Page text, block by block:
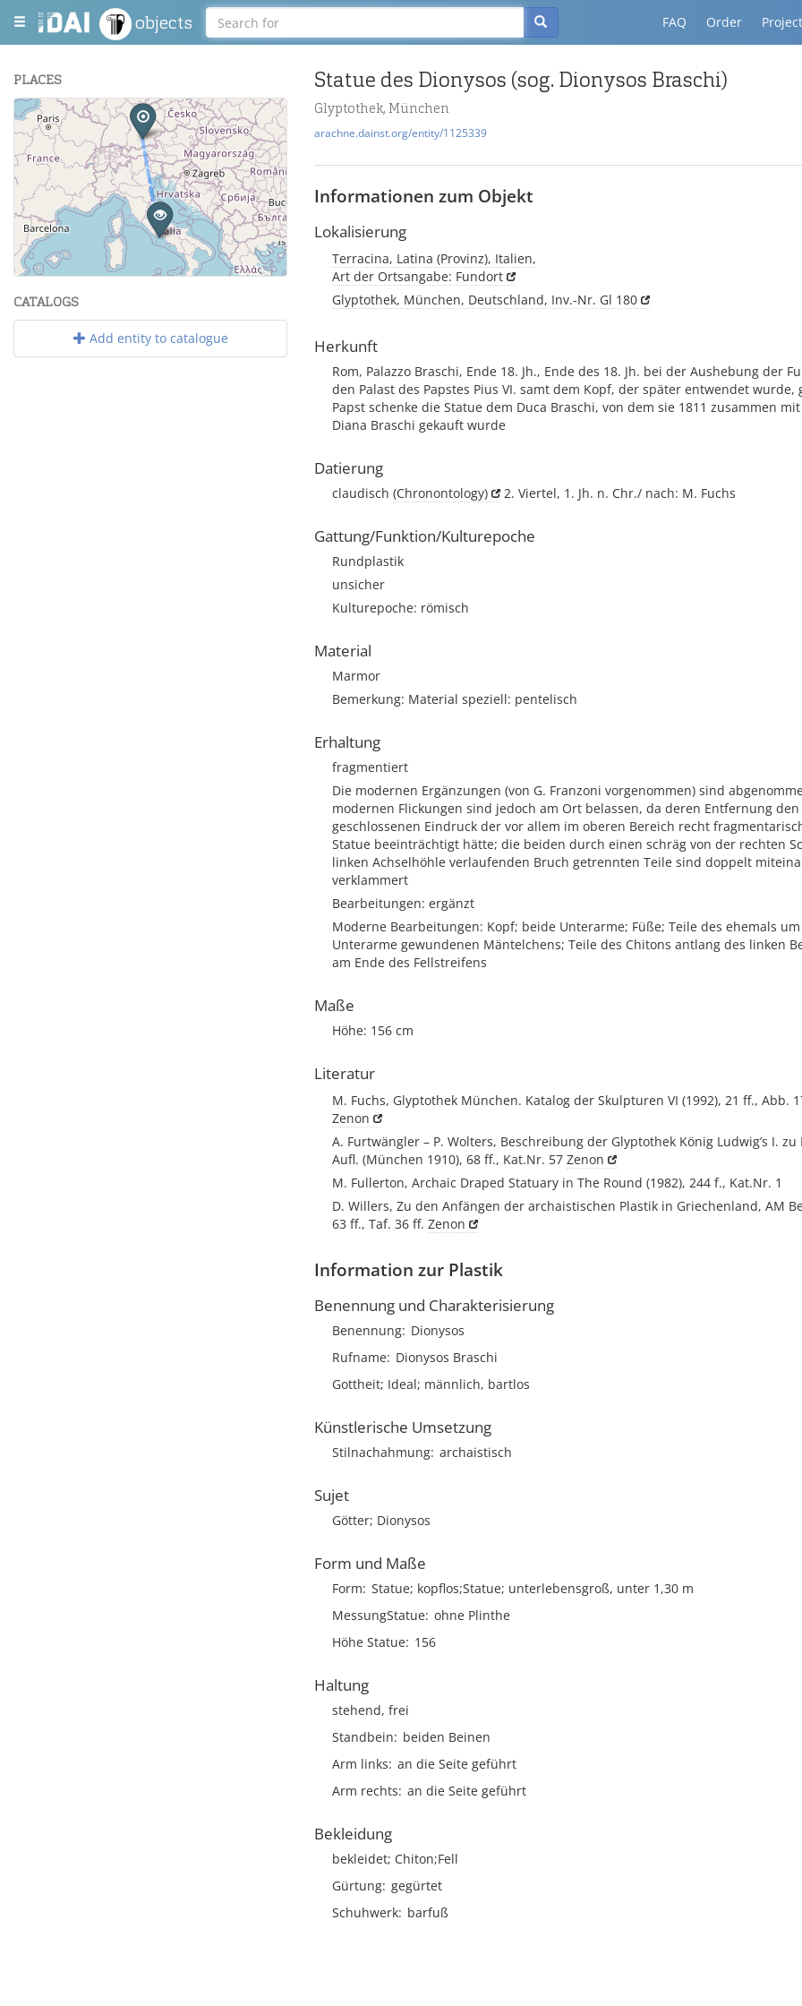
objects FAQ Order
PLACES
+
Leaflet| Maps and Data © OpenStreetMap
CATALOGS
Add entity to catalogue
Statue des Dionysos (sog. Dionysos Braschi)
Glyptothek, München
arachne.dainst.org/entity/1125339
Informationen zum Objekt
Lokalisierung
Terracina, Latina (Provinz), Italien,
Art der Ortsangabe: Fundort
Glyptothek, München, Deutschland, Inv.-Nr. Gl 180
Herkunft
Rom, Palazzo Braschi, Ende 18. Jh., Ende des 18. Jh. bei der Aushebung der
den Palast des Papstes Pius VI. samt dem Kopf, der später entwendet wurde,
Papst schenke die Statue dem Duca Braschi, von dem sie 1811 zusammen
Diana Braschi gekauft wurde
Datierung
claudisch (Chronontology) 2. Viertel, 1. Jh. n. Chr./ nach: M. Fuchs
Gattung/Funktion/Kulturepoche
Rundplastik
unsicher
Kulturepoche: römisch
Material
Marmor
Bemerkung: Material speziell: pentelisch
Erhaltung
fragmentiert
Die modernen Ergänzungen (von G. Franzoni vorgenommen) sind
modernen Flickungen sind jedoch am Ort belassen, da deren Entfernung den
geschlossenen Eindruck der vor allem im oberen Bereich recht
Statue beeinträchtigt hätte; die beiden durch einen schräg von der rechten
linken Achselhöhle verlaufenden Bruch getrennten Teile sind doppelt
verklammert
Bearbeitungen: ergänzt
Moderne Bearbeitungen: Kopf; beide Unterarme; Füße; Teile des ehemals
Unterarme gewundenen Mäntelchens; Teile des Chitons antlang des linken
am Ende des Fellstreifens
Maße
Höhe: 156 cm
Literatur
M. Fuchs, Glyptothek München. Katalog der Skulpturen VI (1992), 21 ff., Abb.
Zenon
A. Furtwängler – P. Wolters, Beschreibung der Glyptothek König Ludwig’s I.
Aufl. (München 1910), 68 ff., Kat.Nr. 57 Zenon
M. Fullerton, Archaic Draped Statuary in The Round (1982), 244 f., Kat.Nr. 1
D. Willers, Zu den Anfängen der archaistischen Plastik in Griechenland, AM
63 ff., Taf. 36 ff. Zenon
Information zur Plastik
Benennung und Charakterisierung
Benennung Dionysos
Rufname Dionysos Braschi
Gottheit; Ideal; männlich, bartlos
Künstlerische Umsetzung
Stilnachahmung archaistisch
Sujet
Götter; Dionysos
Form und Maße
Form Statue; kopflos;Statue; unterlebensgroß, unter 1,30 m
MessungStatue ohne Plinthe
Höhe Statue 156
Haltung
stehend, frei
Standbein
beiden Beinen
Arm links an die Seite geführt
Arm rechts an die Seite geführt
Bekleidung
bekleidet; Chiton;Fell
Gürtung gegürtet
Schuhwerk barfuß